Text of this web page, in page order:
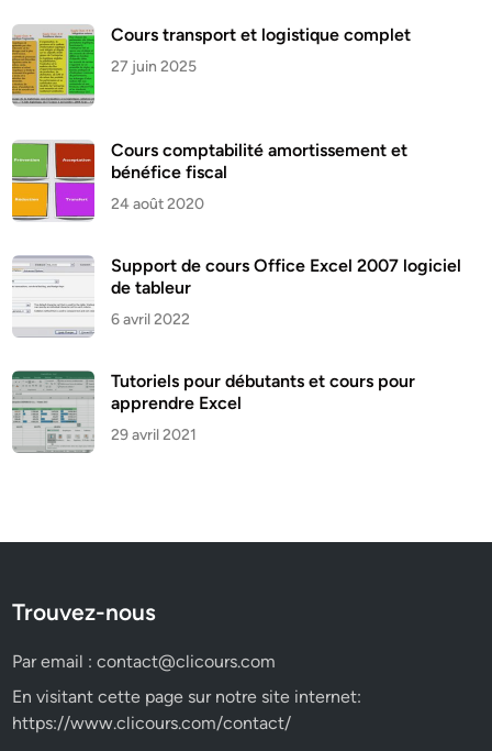
Cours transport et logistique complet
27 juin 2025
Cours comptabilité amortissement et
bénéfice fiscal
24 août 2020
Support de cours Office Excel 2007 logiciel
de tableur
6 avril 2022
Tutoriels pour débutants et cours pour
apprendre Excel
29 avril 2021
Trouvez-nous
Par email :contact@clicours.com
En visitant cette page sur notre site internet:
https://www.clicours.com/contact/